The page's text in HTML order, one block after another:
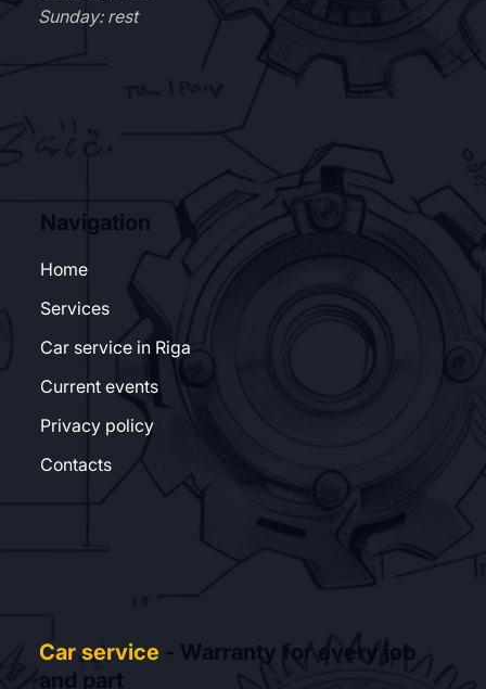
Car service - Warranty for every job
and part
Sunday: rest
Navigation
Home
Services
Car service in Riga
Current events
Privacy policy
Contacts